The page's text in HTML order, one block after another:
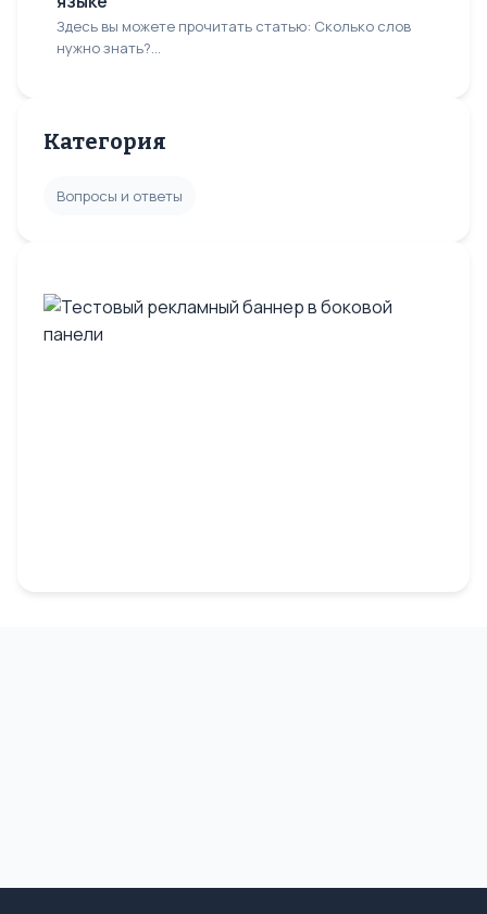
Здесь вы можете прочитать статью: Сколько слов
нужно знать?...
Категория
Вопросы и ответы